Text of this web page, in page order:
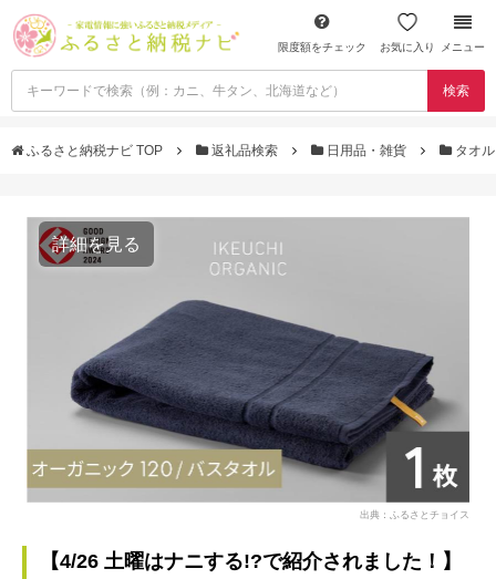
限度額をチェック お気に入り メニュー
検索
ふるさと納税ナビ TOP 返礼品検索 日用品・雑貨 タオ
詳細を見る
出典：ふるさとチョイス
【4/26 土曜はナニする!?で紹介されました！】